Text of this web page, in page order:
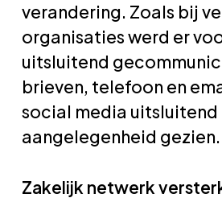
verandering. Zoals bij
organisaties werd er
uitsluitend
brieven, telefoon en
social media uitsluitend
aangelegenheid gezien.
Zakelijk netwerk